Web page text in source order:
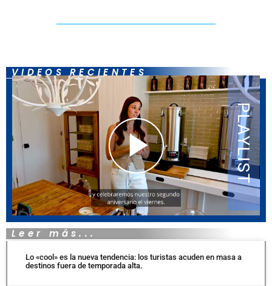
VIDEOS RECIENTES
Leer más...
Lo «cool» es la nueva tendencia: los turistas acuden en masa a
destinos fuera de temporada alta.